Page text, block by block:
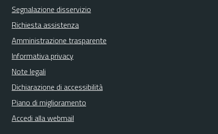
Segnalazione disservizio
Richiesta assistenza
Amministrazione trasparente
Informativa privacy
Note legali
Dichiarazione di accessibilità
Piano di miglioramento
Accedi alla webmail